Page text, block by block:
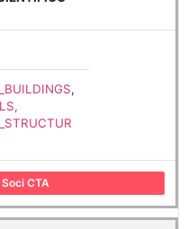
,
CTA